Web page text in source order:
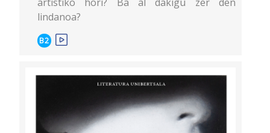
lindanoa?
B2